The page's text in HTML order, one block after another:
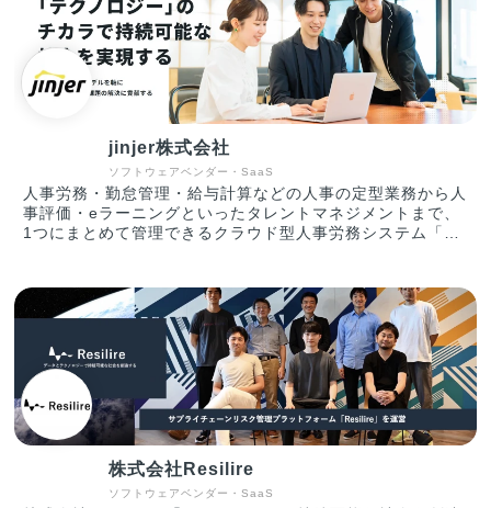
独自プラットフォームを基盤とし、「メッセージ機能」「オ
ンラインイベント」「専任CS（カスタマーサクセス）メン
バーによる紹介」「掲示板機能」によって決裁者同士のマッ
チングを創出します。 サービスを通して提供する複数の機
能と価値によって、ターゲットとなるアカウント(企業)のキ
ーパーソンだけに絞ったマーケティング活動
『KBM(Keyperson Based Marketing)モデル』を実現し、
BtoB企業の多くが抱える「決裁者に会えない」という悩
み、それによって発生する経営課題／営業課題の解決に貢献
します。 ▼ 受賞・表彰 2024年度 ベストベンチャー100
選出 2021年版働きがいのある会社ランキング 小規模部門
（従業員25－99人）で 5位に選出 2020年版アジア地域に
おける 「働きがいのある会社」ランキングで 25位に選出
https://www.nhk.or.jp/gendai/articles/4432/index.html ・
TechCrunch Japan
https://jp.techcrunch.com/2021/04/14/onlystory-1-3m/
jinjer株式会社
ソフトウェアベンダー・SaaS
人事労務・勤怠管理・給与計算などの人事の定型業務から人
事評価・eラーニングといったタレントマネジメントまで、
1つにまとめて管理できるクラウド型人事労務システム「ジ
を、1つのデータベースを軸にまとめて管理できるクラウド
型人事労務システムを提供しています。 人事情報を1つに統
合した「Core HRデータベース」によって、勤怠集計から
の給与計算や、社会保険手続きに関する帳票類の入力といっ
た定型業務の効率化・自動化を支援します。 ◎タレントマ
ネジメント業務 Talent HR 人事評価やeラーニング、人事
データの分析といったタレントマネジメント業務をラクにす
るクラウドシステムを提供しています。人事情報を1つのデ
ータベースに集約しているので、効率的に人的資本経営を実
現することができます。 【Purpose】 ～「テクノロジー」
のチカラで持続可能な社会を実現する～ 市場、組織、個人
株式会社Resilire
ソフトウェアベンダー・SaaS